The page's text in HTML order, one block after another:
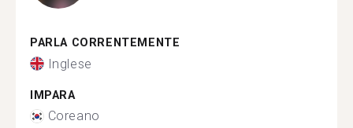
PARLA CORRENTEMENTE
Inglese
IMPARA
Coreano